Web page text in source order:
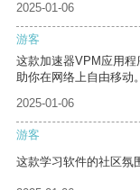
2025-01-06
游客
这款加速器VPM应用
助你在网络上自由移动。
2025-01-06
游客
这款学习软件的社区氛